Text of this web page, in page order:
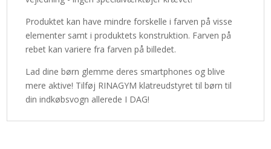
Produktet kan have mindre forskelle i farven på visse
elementer samt i produktets konstruktion. Farven på
rebet kan variere fra farven på billedet.
Lad dine børn glemme deres smartphones og blive
mere aktive! Tilføj RINAGYM klatreudstyret til børn til
din indkøbsvogn allerede I DAG!